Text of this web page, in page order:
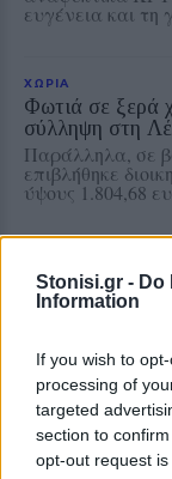
Stonisi.gr - Do
Information
If you wish to
processing of
targeted
section to
opt-out request
ευγένεια και τη
ΧΩΡΙΑ
Φωτιά σε ξερά
σύλληψη στη
Παράλληλα, σε
επιβλήθηκε
ύψους 1.804,68
ΧΩΡΙΑ
Ανασύρθηκε
του και
Υγείας
διαπιστώθηκε ο